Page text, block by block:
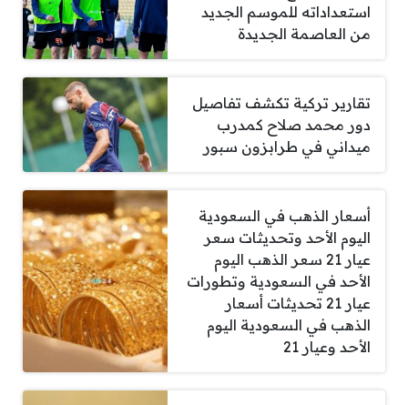
استعداداته للموسم الجديد
من العاصمة الجديدة
تقارير تركية تكشف تفاصيل
دور محمد صلاح كمدرب
ميداني في طرابزون سبور
أسعار الذهب في السعودية
اليوم الأحد وتحديثات سعر
عيار 21 سعر الذهب اليوم
الأحد في السعودية وتطورات
عيار 21 تحديثات أسعار
الذهب في السعودية اليوم
الأحد وعيار 21